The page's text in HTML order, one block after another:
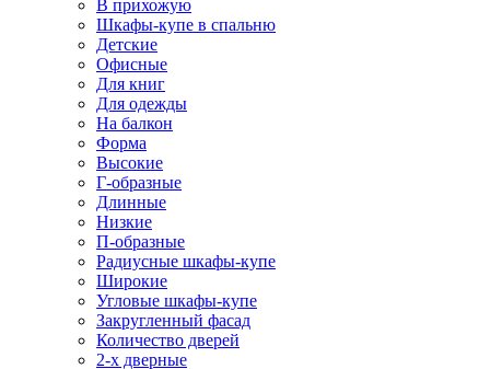
В прихожую
Шкафы-купе в спальню
Детские
Офисные
Для книг
Для одежды
На балкон
Форма
Высокие
Г-образные
Длинные
Низкие
П-образные
Радиусные шкафы-купе
Широкие
Угловые шкафы-купе
Закругленный фасад
Количество дверей
2-х дверные